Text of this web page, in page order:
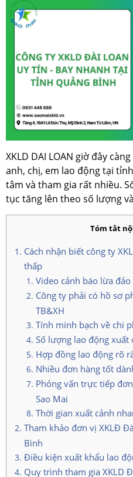
XKLD DAI LOAN giờ đây
anh, chị, em lao động tại
tâm và tham gia rất nhiều.
tục tăng lên theo số lượng
Tóm tắt
Cách nhận biết công ty
thấp
Video cảnh báo lừa đảo
Công ty phải có hồ sơ
TB&XH
Tính minh bạch về chi
Số lượng lao động xuất
Hợp đồng lao động rõ
Nhiều đơn hàng tốt
Phỏng vấn trực tiếp
Sao Mai
Thời gian xuất cảnh
Tham khảo đơn vị XKLĐ
Bình
Điều kiện xuất khẩu lao
Quy trình tham gia XKLD